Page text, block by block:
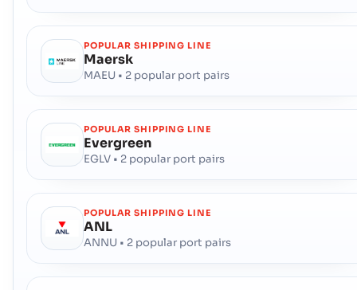
Hamnkod :USCHH
Charleston , South Carolina
Adress :Charleston , South Carolina (USCHS), Charleston,
United States of America
Postnummer :-
Hamnkod :
USCHS
Charlevoix
Adress :Charlevoix (USCSX), United States of America, usa
Postnummer :-
POPULAR SHIPPING LINE
Maersk
MAEU • 2 popular port pairs
POPULAR SHIPPING LINE
Evergreen
EGLV • 2 popular port pairs
POPULAR SHIPPING LINE
ANL
ANNU • 2 popular port pairs